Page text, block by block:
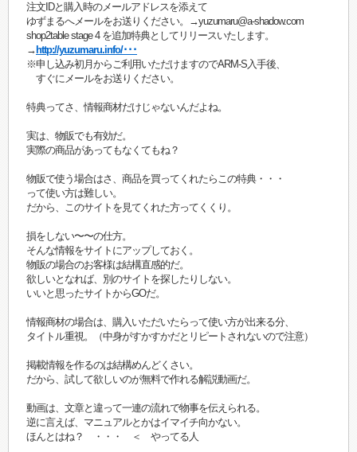
注文IDと購入時のメールアドレスを添えて
ゆずまるへメールをお送りください。→yuzumaru@a-shadow.com
shop2table stage 4 を追加特典としてリリースいたします。
→ http://yuzumaru.info/･･･
※申し込み初月からご利用いただけますのでARM-S入手後、
すぐにメールをお送りください。
特典ってさ、情報商材だけじゃないんだよね。
実は、物販でも有効だ。
実際の商品があってもなくてもね？
物販で使う場合はさ、商品を買ってくれたらこの特典・・・
って使い方は難しい。
だから、このサイトを見てくれた方ってくくり。
損をしない〜〜の仕方。
そんな情報をサイトにアップしておく。
物販の場合のお客様は結構直感的だ。
欲しいとなれば、別のサイトを探したりしない。
いいと思ったサイトからGOだ。
情報商材の場合は、購入いただいたらって使い方が出来る分、
タイトル重視。（中身がすかすかだとリピートされないので注意）
掲載情報を作るのは結構めんどくさい。
だから、試して欲しいのが無料で作れる解説動画だ。
動画は、文章と違って一連の流れで物事を伝えられる。
逆に言えば、マニュアルとかはイマイチ向かない。
ほんとはね？ ・・・ ＜ やってる人